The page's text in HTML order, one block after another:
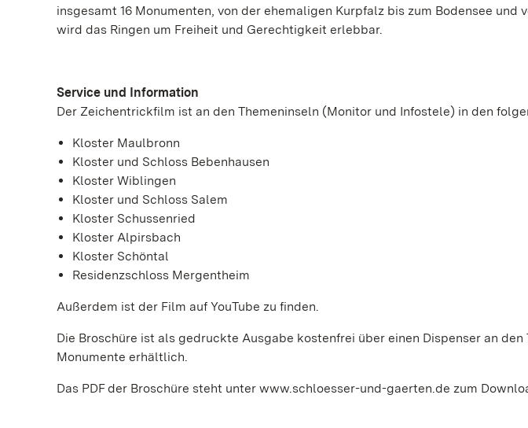
insgesamt 16 Monumenten, von der ehemaligen Kurpfalz bis zum Bodensee und
wird das Ringen um Freiheit und Gerechtigkeit erlebbar.
Service und Information
Der Zeichentrickfilm ist an den Themeninseln (Monitor und Infostele) in den
Kloster Maulbronn
Kloster und Schloss Bebenhausen
Kloster Wiblingen
Kloster und Schloss Salem
Kloster Schussenried
Kloster Alpirsbach
Kloster Schöntal
Residenzschloss Mergentheim
Außerdem ist der Film auf YouTube zu finden.
Die Broschüre ist als gedruckte Ausgabe kostenfrei über einen Dispenser an
Monumente erhältlich.
Das PDF der Broschüre steht unter www.schloesser-und-gaerten.de zum